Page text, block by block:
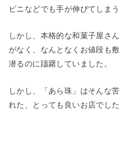
ビニなどでも手が伸びてしま
しかし、本格的な和菓子屋さ
がなく、なんとなくお値段も
潜るのに躊躇していました。
しかし、「あら珠」はそんな
れた、とっても良いお店でした